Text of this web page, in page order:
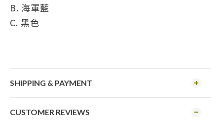
B. 海軍藍
C. 黑色
SHIPPING & PAYMENT
CUSTOMER REVIEWS